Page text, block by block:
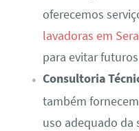
oferecemos
lavadoras em
para evitar
Consultoria
também
uso adequado da